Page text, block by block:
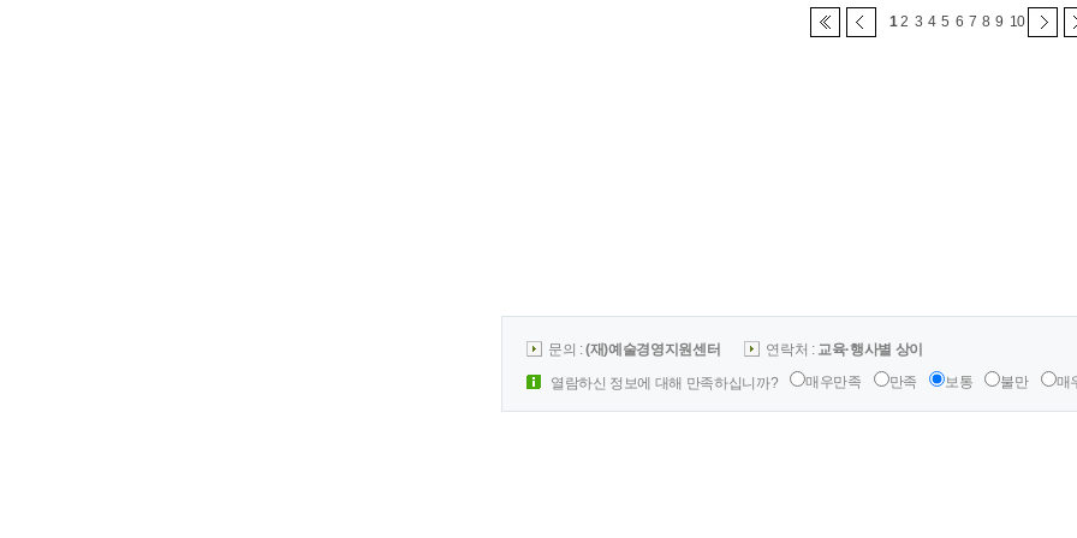
1 2 3 4 5 6 7 8 9 10
문의 :(재)예술경영지원센터 연락처 : 교육·행사별 상이
열람하신 정보에 대해 만족하십니까?
매우만족 만족 보통 불만 매